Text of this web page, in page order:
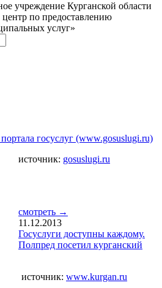
учреждение Курганской области
по предоставлению
услуг»
госуслуг (www.gosuslugi.ru)
источник: gosuslugi.ru
смотреть →
11.12.2013
Госуслуги доступны каждому.
Полпред посетил курганский
источник: www.kurgan.ru